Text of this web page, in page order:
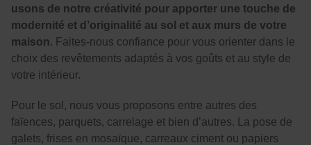
usons de notre créativité pour apporter une touche de
modernité et d’originalité au sol et aux murs de votre
maison. Faites-nous confiance pour vous orienter dans le
choix des revêtements adaptés à vos goûts et au style de
votre intérieur.
Pour le sol, nous vous proposons entre autres des
faïences, parquets, carrelage et bien d’autres. La pose de
galets, frises en mosaïque, carreaux ciment ou papiers